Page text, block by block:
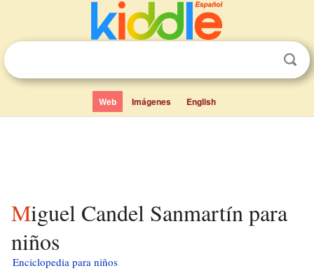
Web Imágenes English
Miguel Candel Sanmartín para
niños
Enciclopedia para niños